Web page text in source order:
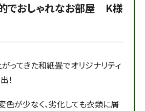
でおしゃれなお部屋 K様
ってきた和紙畳でオリジナリティ
！
色が少なく、劣化しても衣類に屑